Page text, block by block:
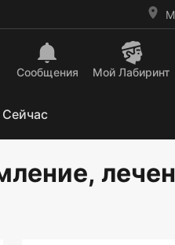
Сообщения Mой Лабиринт